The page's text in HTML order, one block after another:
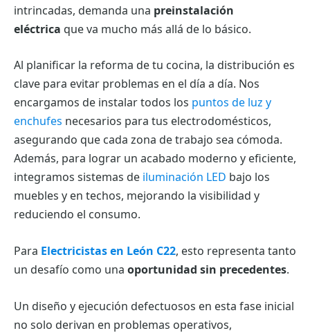
intrincadas, demanda una preinstalación
eléctrica que va mucho más allá de lo básico.
Al planificar la reforma de tu cocina, la distribución es
clave para evitar problemas en el día a día. Nos
encargamos de instalar todos los puntos de luz y
enchufes necesarios para tus electrodomésticos,
asegurando que cada zona de trabajo sea cómoda.
Además, para lograr un acabado moderno y eficiente,
integramos sistemas de iluminación LED bajo los
muebles y en techos, mejorando la visibilidad y
reduciendo el consumo.
Para Electricistas en León C22, esto representa tanto
un desafío como una oportunidad sin precedentes.
Un diseño y ejecución defectuosos en esta fase inicial
no solo derivan en problemas operativos,